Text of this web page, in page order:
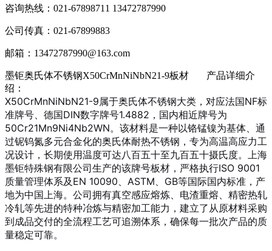
咨询热线：021-67898711 13472787990
公司传真：021-67899883
邮箱：13472787990@163.com
墨钜奥氏体不锈钢X50CrMnNiNbN21-9板材
产品详细介
绍：
X50CrMnNiNbN21-9属于奥氏体不锈钢大类，对应法国NF标
准牌号、德国DIN数字牌号1.4882 ，国内相近牌号为
50Cr21Mn9Ni4Nb2WN。该材料是一种以铬锰镍为基体、通
过铌钨氮多元合金化的奥氏体耐热不锈钢，专为高温高应力工
况设计，长期使用温度可达八百五十至九百五十摄氏度。上海
墨钜特殊钢有限公司生产的该牌号板材，严格执行ISO 9001
质量管理体系及EN 10090、ASTM、GB等国际国内标准，产
地为中国上海。公司拥有真空感应熔炼、电渣重熔、精密热轧
冷轧等先进的特种冶炼与精密加工能力，建立了从原材料采购
到成品交付的全流程工艺可追溯体系，确保每一批次产品的质
量稳定可靠。